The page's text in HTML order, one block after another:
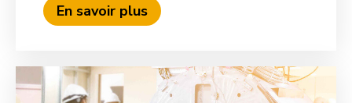
En savoir plus